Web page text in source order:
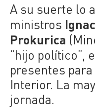
A su suerte lo
ministros
Prokurica
“hijo político”,
presentes
Interior. La
jornada.